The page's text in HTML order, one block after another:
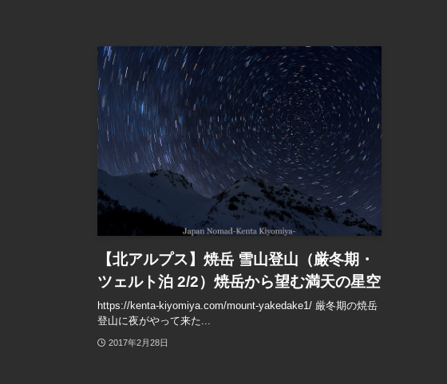
【北アルプス】焼岳 雪山登山（厳冬期・
ツェルト泊 2/2）焼岳から望む満天の星空
https://kenta-kiyomiya.com/mount-yakedake1/ 厳冬期の焼岳
登山に夜がやって来た...
2017年2月28日